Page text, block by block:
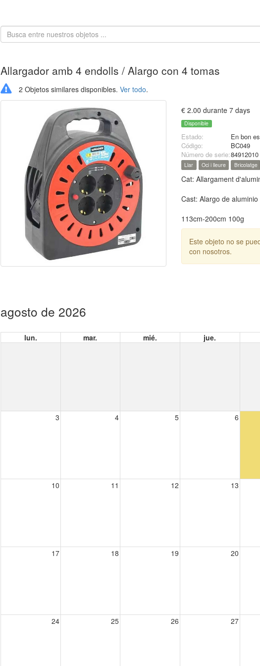
Allargador amb 4 endolls / Alargo con 4 tomas
2 Objetos similares disponibles. Ver todo.
€ 2.00 durante 7 days
Disponible
Estado:
En bon
Código:
BC049
Número de serie:84912010
Llar Oci i lleure Bricolatge
Cat: Allargament
Cast: Alargo de
113cm-200cm 100g
Este objeto no se
con nosotros.
agosto de 2026
lun. mar. mié. jue.
3 4 5 6
10 11 12 13
17 18 19 20
24 25 26 27